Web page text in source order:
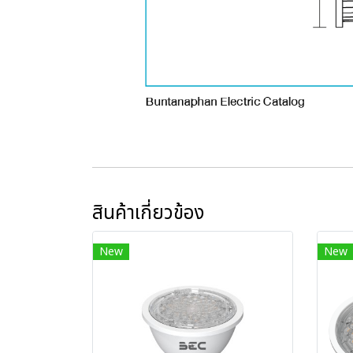
สินค้าเกี่ยวข้อง
New New